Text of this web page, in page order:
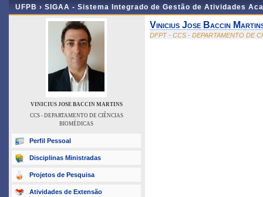
UFPB › SIGAA - Sistema Integrado de Gestão de Atividades
VINICIUS JOSE BACCIN MARTINS
CCS - DEPARTAMENTO DE CIÊNCIAS
BIOMÉDICAS
Perfil Pessoal
Disciplinas Ministradas
Projetos de Pesquisa
Atividades de Extensão
Vinicius Jose Baccin
DFPT - CCS - DEPARTAMENTO DE